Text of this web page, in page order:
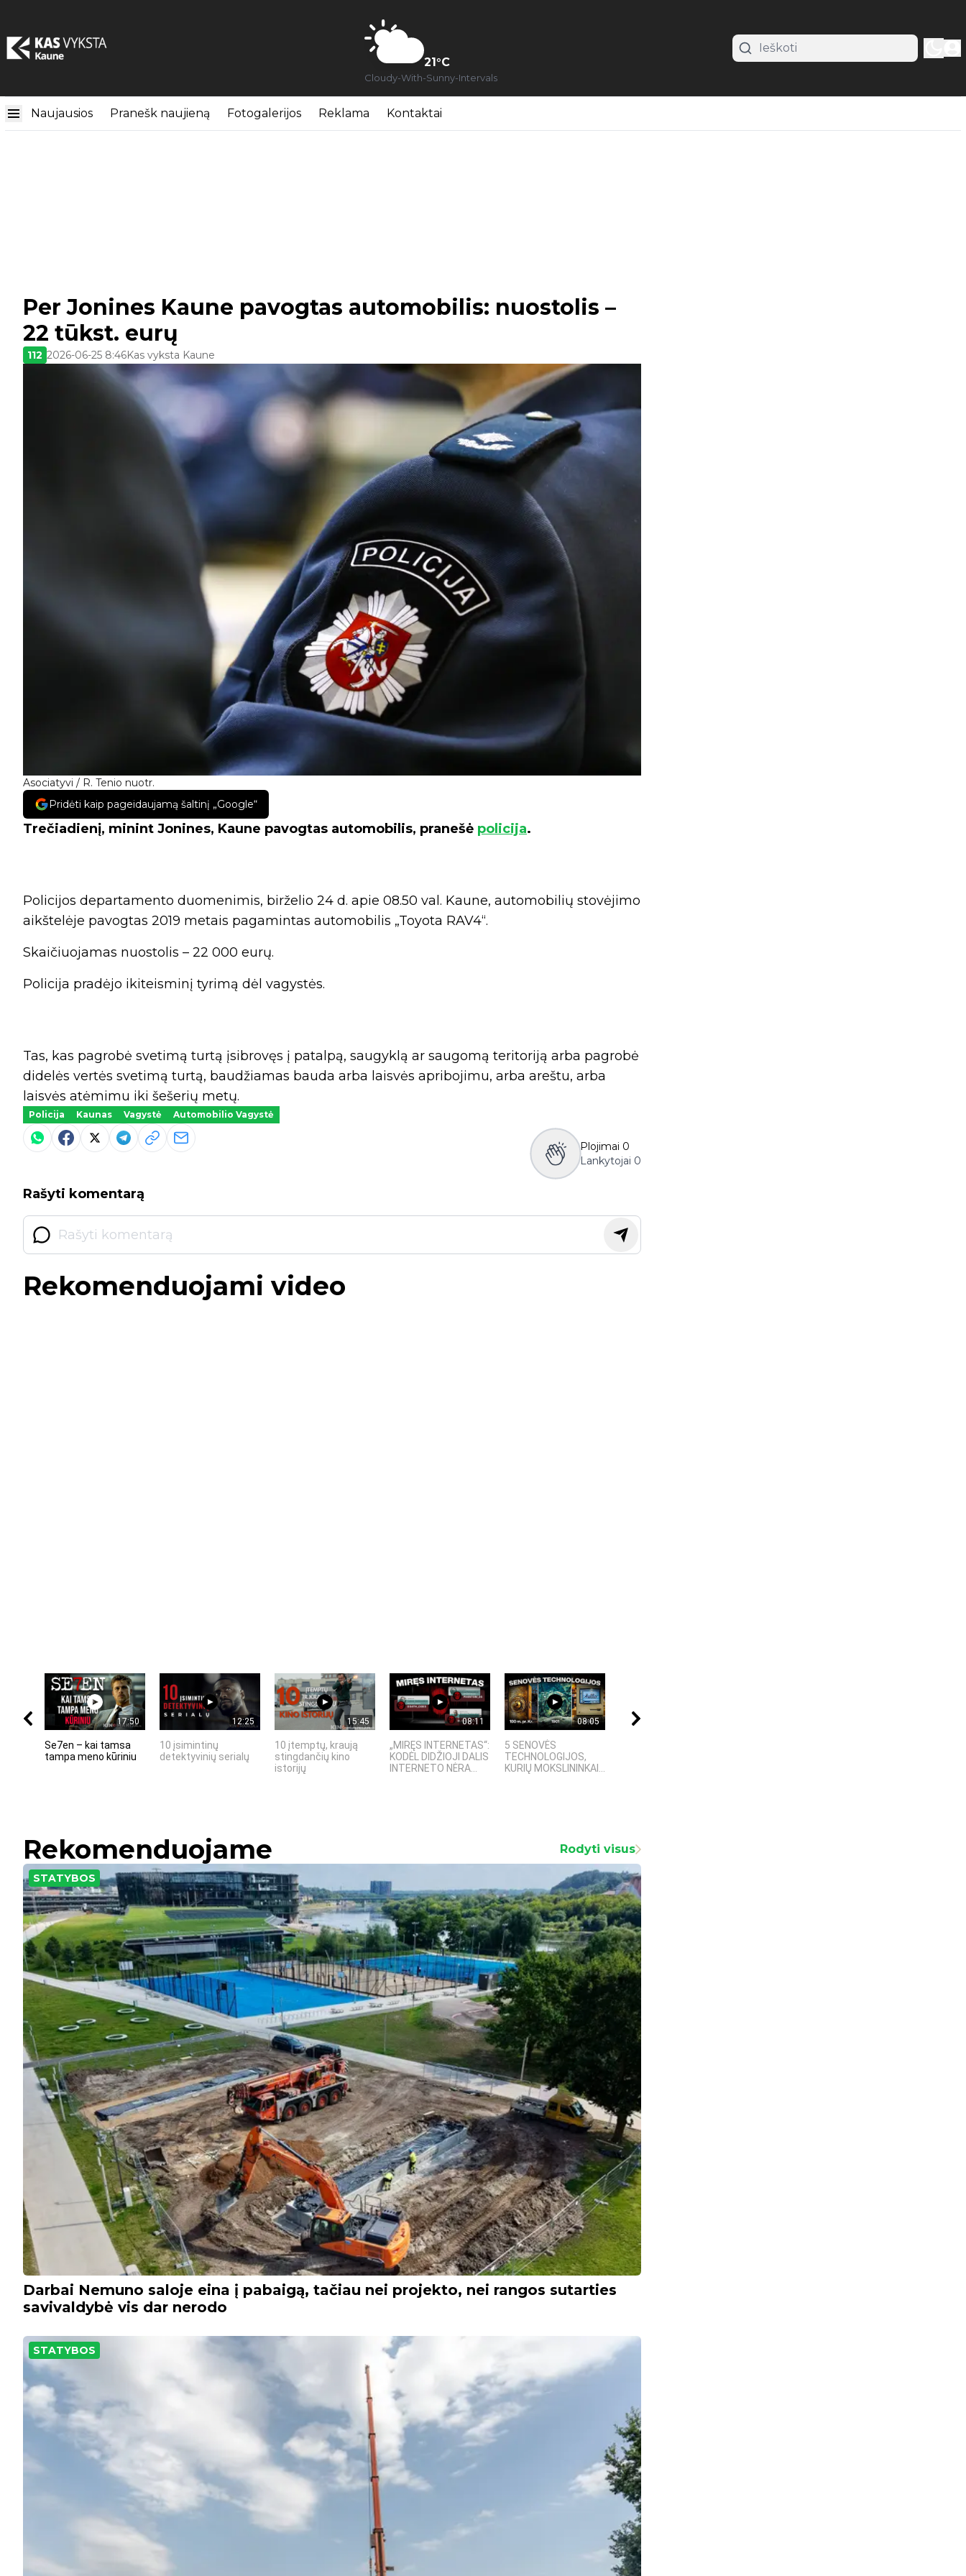
21°C
Cloudy-With-Sunny-Intervals
Naujausios Pranešk naujieną Fotogalerijos Reklama Kontaktai
Asociatyvi / R. Tenio nuotr.
Per Jonines Kaune pavogtas automobilis: nuostolis –
22 tūkst. eurų
112 2026-06-25 8:46Kas vyksta Kaune
Pridėti kaip pageidaujamą šaltinį „Google“
Trečiadienį, minint Jonines, Kaune pavogtas automobilis, pranešė policija.
Policijos departamento duomenimis, birželio 24 d. apie 08.50 val. Kaune, automobilių stovėjimo
aikštelėje pavogtas 2019 metais pagamintas automobilis „Toyota RAV4“.
Skaičiuojamas nuostolis – 22 000 eurų.
Policija pradėjo ikiteisminį tyrimą dėl vagystės.
Tas, kas pagrobė svetimą turtą įsibrovęs į patalpą, saugyklą ar saugomą teritoriją arba pagrobė
didelės vertės svetimą turtą, baudžiamas bauda arba laisvės apribojimu, arba areštu, arba
laisvės atėmimu iki šešerių metų.
Policija Kaunas Vagystė Automobilio Vagystė
Plojimai 0
Lankytojai 0
Rašyti komentarą
Rekomenduojami video
17:50
Se7en – kai tamsa
tampa meno kūriniu
12:25
10 įsimintinų
detektyvinių serialų
15:45
10 įtemptų, kraują
stingdančių kino
istorijų
08:11
„MIRĘS INTERNETAS“:
KODĖL DIDŽIOJI DALIS
INTERNETO NĖRA...
08:05
5 SENOVĖS
TECHNOLOGIJOS,
KURIŲ MOKSLININKAI...
Rekomenduojame Rodyti visus
STATYBOS
Darbai Nemuno saloje eina į pabaigą, tačiau nei projekto, nei rangos sutarties
savivaldybė vis dar nerodo
STATYBOS